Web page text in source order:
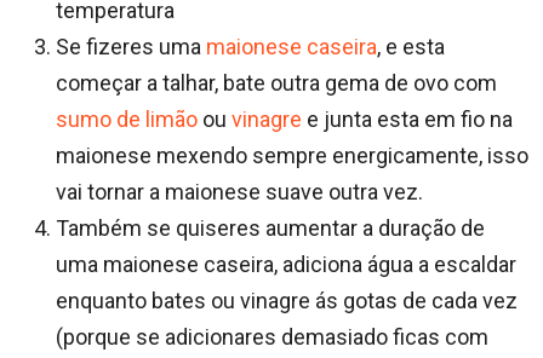
temperatura
Se fizeres uma maionese caseira, e esta
começar a talhar, bate outra gema de ovo com
sumo de limão ou vinagre e junta esta em fio na
maionese mexendo sempre energicamente, isso
vai tornar a maionese suave outra vez.
Também se quiseres aumentar a duração de
uma maionese caseira, adiciona água a escaldar
enquanto bates ou vinagre ás gotas de cada vez
(porque se adicionares demasiado ficas com